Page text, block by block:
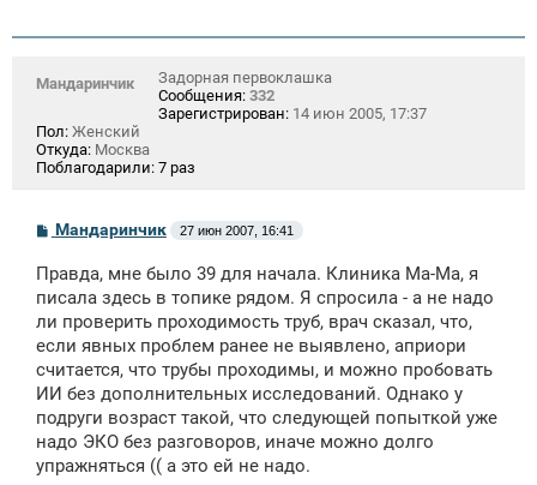
Мандаринчик
Задорная первоклашка
Сообщения: 332
Зарегистрирован: 14 июн 2005, 17:37
Пол: Женский
Откуда: Москва
Поблагодарили: 7 раз
С
б
щ
н
и
Мандаринчик 27 июн 2007, 16:41
Правда, мне было 39 для начала. Клиника Ма-Ма, я
писала здесь в топике рядом. Я спросила - а не надо
ли проверить проходимость труб, врач сказал, что,
если явных проблем ранее не выявлено, априори
считается, что трубы проходимы, и можно пробовать
ИИ без дополнительных исследований. Однако у
подруги возраст такой, что следующей попыткой уже
надо ЭКО без разговоров, иначе можно долго
упражняться (( а это ей не надо.